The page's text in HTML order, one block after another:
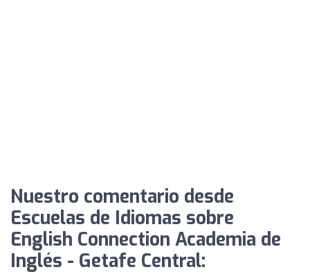
Nuestro comentario desde
Escuelas de Idiomas sobre
English Connection Academia de
Inglés - Getafe Central: